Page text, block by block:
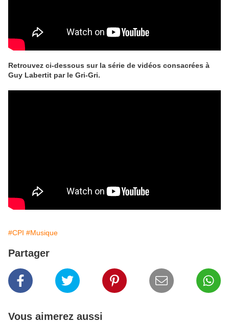
Retrouvez ci-dessous sur la série de vidéos consacrées à
Guy Labertit par le Gri-Gri.
#CPI #Musique
Partager
Vous aimerez aussi